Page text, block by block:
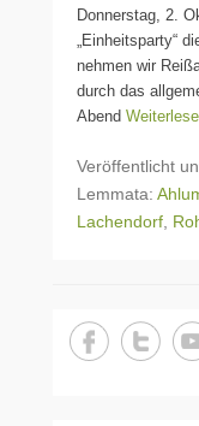
Donnerstag, 2.
„Einheitsparty“
nehmen wir
durch das
Abend
Veröffentlicht
Lemmata:
Lachendorf